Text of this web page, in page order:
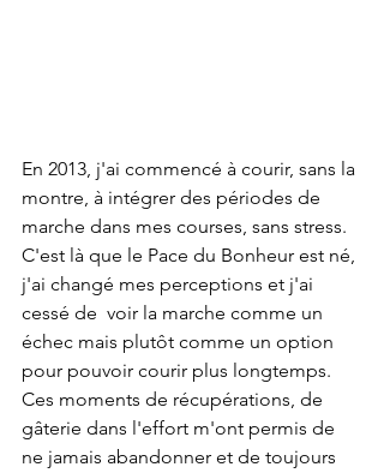
En 2013, j'ai commencé à courir, sans la
montre, à intégrer des périodes de
marche dans mes courses, sans stress.
C'est là que le Pace du Bonheur est né,
j'ai changé mes perceptions et j'ai
cessé de  voir la marche comme un
échec mais plutôt comme un option
pour pouvoir courir plus longtemps.
Ces moments de récupérations, de
gâterie dans l'effort m'ont permis de
ne jamais abandonner et de toujours